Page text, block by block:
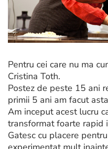
Pentru cei care nu ma
Cristina Toth.
Postez de peste 15 ani
primii 5 ani am facut
Am inceput acest lucru
transformat foarte rapid
Gatesc cu placere